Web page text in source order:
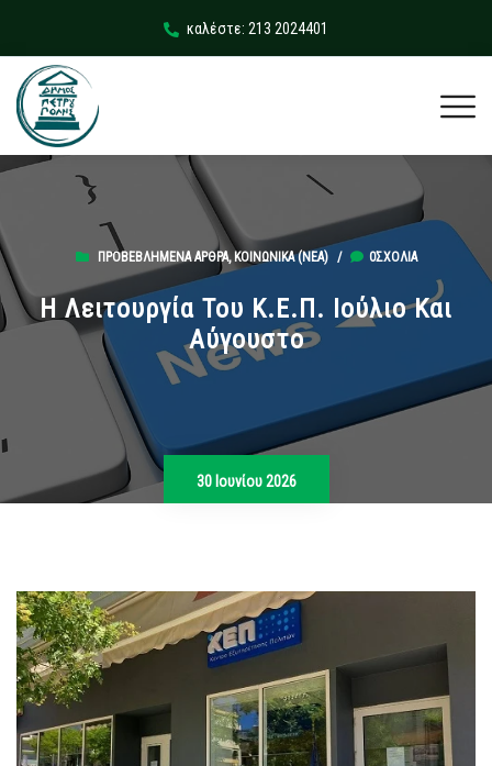
καλέστε: 213 2024401
ΠΡΟΒΕΒΛΗΜΈΝΑ ΆΡΘΡΑ, ΚΟΙΝΩΝΙΚΆ (ΝΕΑ)/ 0ΣΧΌΛΙΑ
Η Λειτουργία Του Κ.Ε.Π. Ιούλιο Και
Αύγουστο
30 Ιουνίου 2026